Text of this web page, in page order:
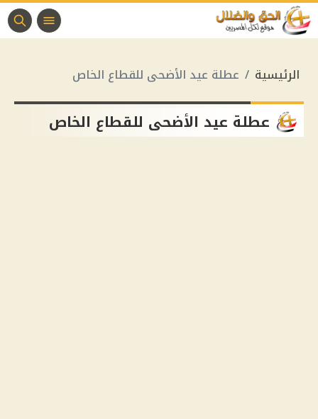
الرئيسية عطلة عيد الأضحى للقطاع الخاص
عطلة عيد الأضحى للقطاع الخاص